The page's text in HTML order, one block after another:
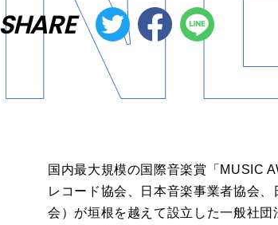
SHARE
国内最大規模の国際音楽賞「MUSIC
レコード協会、日本音楽事業者協会
会）が垣根を越えて設立した一般社